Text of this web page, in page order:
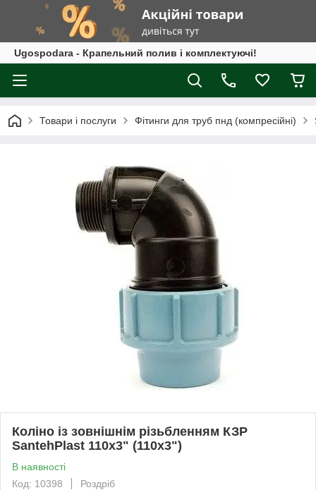
Ugospodara - Крапельний полив і комплектуючі!
Товари і послуги Фітинги для труб пнд (компресійні)
Коліно із зовнішнім різьбленням КЗР
SantehPlast 110х3" (110х3")
В наявності
Код: 10398
Роздріб